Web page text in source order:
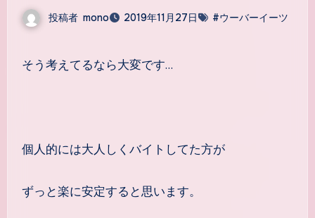
投稿者 mono 2019年11月27日 #ウーバーイーツ
そう考えてるなら大変です…
個人的には大人しくバイトしてた方が
ずっと楽に安定すると思います。